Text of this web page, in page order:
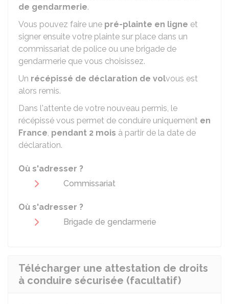
de gendarmerie.
Vous pouvez faire une pré-plainte en ligne et
signer ensuite votre plainte sur place dans un
commissariat de police ou une brigade de
gendarmerie que vous choisissez.
Un récépissé de déclaration de volvous est
alors remis.
Dans l'attente de votre nouveau permis, le
récépissé vous permet de conduire uniquement en
France, pendant 2 mois à partir de la date de
déclaration.
Où s'adresser ?
Commissariat
Où s'adresser ?
Brigade de gendarmerie
Télécharger une attestation de droits
à conduire sécurisée (facultatif)